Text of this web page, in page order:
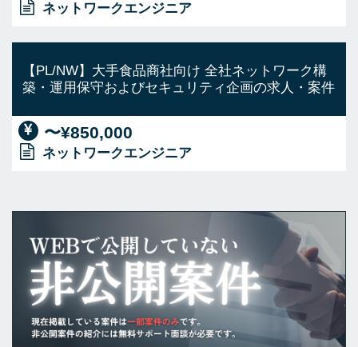
ネットワークエンジニア
【PL/NW】大手食品商社向け 全社ネットワーク構
築・運用保守およびセキュリティ企画の求人・案件
〜¥850,000
ネットワークエンジニア